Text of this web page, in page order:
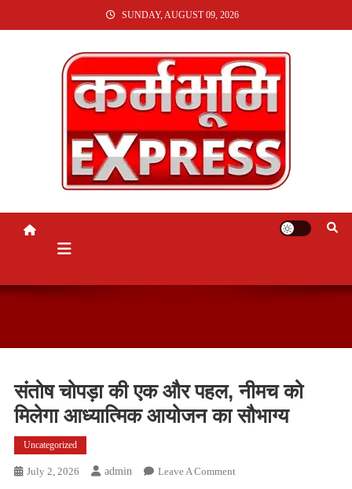
TO
SUNDAY, AUGUST 09, 2026
KARMABHUMI EXPRESS
संतोष चोपड़ा की एक और पहल, नीमच को
मिलेगा आध्यात्मिक आयोजन का सौभाग्य
Uncategorized
July 2, 2026 Admin Leave A CommentOn